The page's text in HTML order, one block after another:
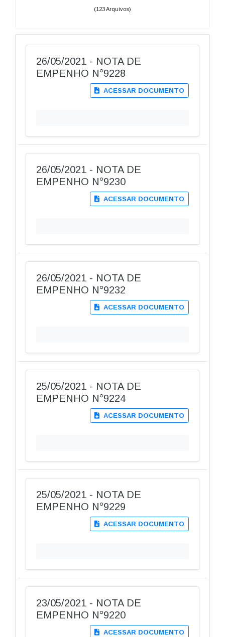
(123 Arquivos)
26/05/2021 - NOTA DE
EMPENHO N°9228
ACESSAR DOCUMENTO
26/05/2021 - NOTA DE
EMPENHO N°9230
ACESSAR DOCUMENTO
26/05/2021 - NOTA DE
EMPENHO N°9232
ACESSAR DOCUMENTO
25/05/2021 - NOTA DE
EMPENHO N°9224
ACESSAR DOCUMENTO
25/05/2021 - NOTA DE
EMPENHO N°9229
ACESSAR DOCUMENTO
23/05/2021 - NOTA DE
EMPENHO N°9220
ACESSAR DOCUMENTO